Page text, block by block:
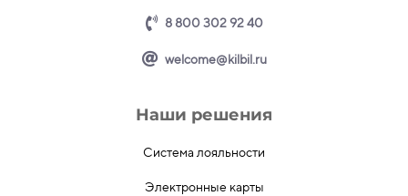
8 800 302 92 40
welcome@kilbil.ru
Наши решения
Система лояльности
Электронные карты